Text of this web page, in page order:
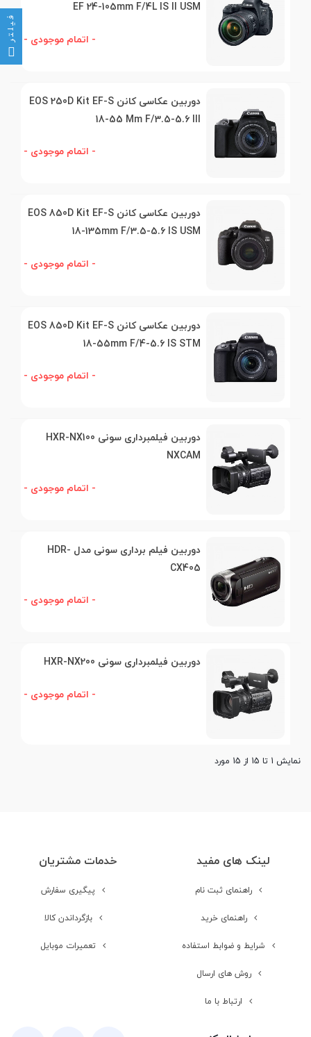
EF 24-105mm F/4L IS II USM
- اتمام موجودی -
دوربین عکاسی کانن EOS 250D Kit EF-S
18-55 Mm F/3.5-5.6 III
- اتمام موجودی -
دوربین عکاسی کانن EOS 850D Kit EF-S
18-135mm F/3.5-5.6 IS USM
- اتمام موجودی -
دوربین عکاسی کانن EOS 850D Kit EF-S
18-55mm F/4-5.6 IS STM
- اتمام موجودی -
دوربین فیلمبرداری سونی HXR-NX100
NXCAM
- اتمام موجودی -
دوربین فیلم برداری سونی مدل HDR-
CX405
- اتمام موجودی -
دوربین فیلمبرداری سونی HXR-NX200
- اتمام موجودی -
نمایش 1 تا 15 از 15 مورد
لینک های مفید
راهنمای ثبت نام
راهنمای خرید
شرایط و ضوابط استفاده
روش های ارسال
ارتباط با ما
خدمات مشتریان
پیگیری سفارش
بازگرداندن کالا
تعمیرات موبایل
فیلتر